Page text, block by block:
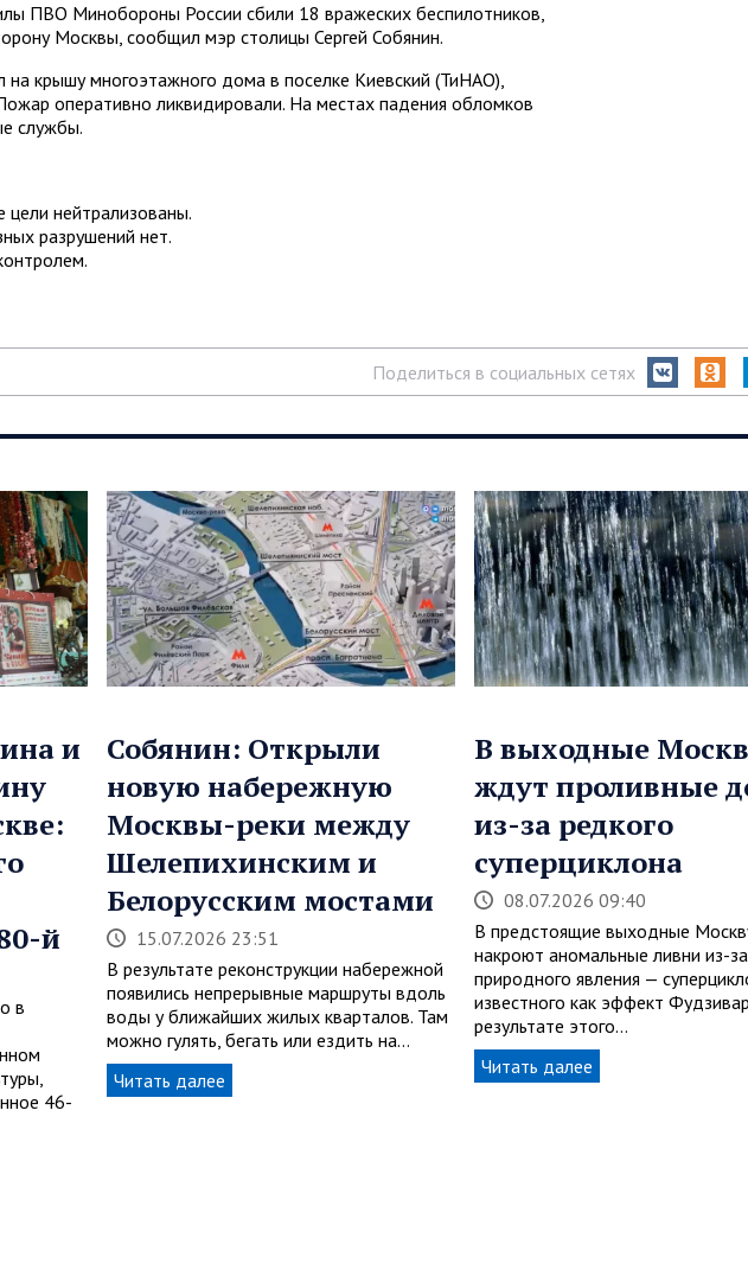
ПВО Минобороны России сбили 18 вражеских беспилотников,
Москвы, сообщил мэр столицы Сергей Собянин.
на крышу многоэтажного дома в поселке Киевский (ТиНАО),
оперативно ликвидировали. На местах падения обломков
службы.
нейтрализованы.
разрушений нет.
Поделиться в социальных сетях
и
й
в
46-
Собянин: Открыли
новую набережную
Москвы-реки между
Шелепихинским и
Белорусским мостами
15.07.2026 23:51
В результате реконструкции набережной
появились непрерывные маршруты вдоль
воды у ближайших жилых кварталов. Там
можно гулять, бегать или ездить на…
Читать далее
В выходные
ждут проливные
из-за редкого
суперциклона
08.07.2026 09:40
В предстоящие выходные
накроют аномальные ливни из-
природного явления —
известного как эффект
результате этого…
Читать далее